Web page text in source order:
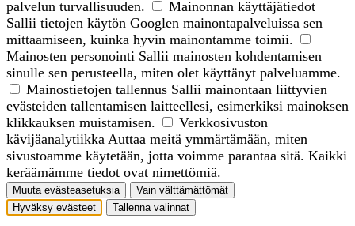
palvelun turvallisuuden.
Mainonnan käyttäjätiedot
Sallii tietojen käytön Googlen mainontapalveluissa sen
mittaamiseen, kuinka hyvin mainontamme toimii.
Mainosten personointi Sallii mainosten kohdentamisen
sinulle sen perusteella, miten olet käyttänyt palveluamme.
Mainostietojen tallennus Sallii mainontaan liittyvien
evästeiden tallentamisen laitteellesi, esimerkiksi mainoksen
klikkauksen muistamisen.
Verkkosivuston
kävijäanalytiikka Auttaa meitä ymmärtämään, miten
sivustoamme käytetään, jotta voimme parantaa sitä. Kaikki
keräämämme tiedot ovat nimettömiä.
Muuta evästeasetuksia
Vain välttämättömät
Hyväksy evästeet
Tallenna valinnat